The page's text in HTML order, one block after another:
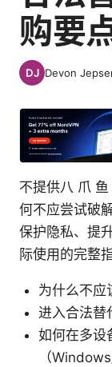
购要
Devon
不提供八 爪
何不应尝试破
保护隐私、提
际使用的完整
为什么不应
进入合法替
如何在多设
（